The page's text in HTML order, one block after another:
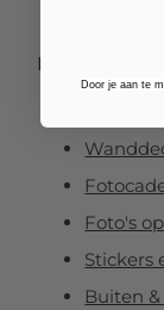
Populaire
Foto's
Stickers
Buiten
Door je aan te